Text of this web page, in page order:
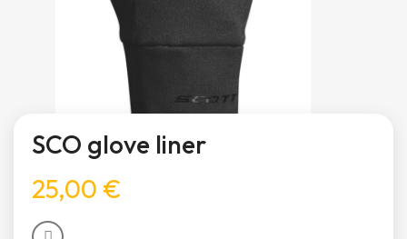
SCO glove liner
25,00 €